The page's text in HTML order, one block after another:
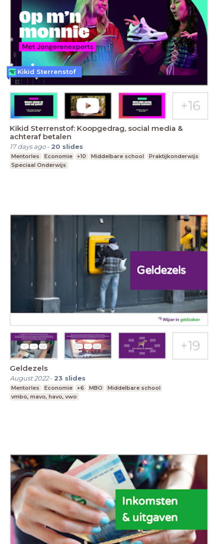
Kikid Sterrenstof: Koopgedrag, social media &
achteraf betalen
17 days ago- 20 slides
Mentorles Economie +10 Middelbare school
Praktijkonderwijs
Speciaal Onderwijs
Kikid Sterrenstof
Geldezels
August 2022- 23 slides
Mentorles Economie +6 MBO
Middelbare school
vmbo, mavo, havo, vwo